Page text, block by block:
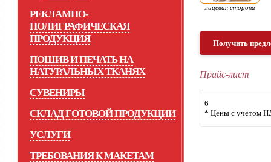
РЕКЛАМНО-
ПОЛИГРАФИЧЕСКАЯ
ПРОДУКЦИЯ
ПОШИВ И ПЕЧАТЬ НА
НАТУРАЛЬНЫХ ТКАНЯХ
СУВЕНИРЫ
СКЛАД ГОТОВОЙ ПРОДУКЦИИ
УСЛУГИ
ТРЕБОВАНИЯ К МАКЕТАМ
лицевая сторона
Получить
Прайс-лист
6
* Цены с учетом